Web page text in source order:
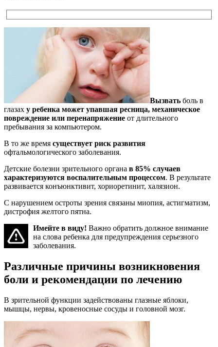
Вызвать боль в
глазах у ребенка может упавшая ресница, механическое
повреждение или перенапряжение от длительного
пребывания за компьютером.
В то же время существует риск развития
офтальмологического заболевания.
Детские болезни зрительного органа в 85% случаев
характеризуются воспалительным процессом. В результате
развивается конъюнктивит, хориоретинит, халязион.
С нарушением остроты зрения связаны миопия, астигматизм,
дистрофия желтого пятна.
Имейте в виду! Важно обратить должное внимание
на слова ребенка для предупреждения серьезного
заболевания.
Различные причины возникновения
боли и рекомендации по лечению
В зрительной функции задействованы глазные яблоки,
мышцы, нервы, кровеносные сосуды и головной мозг.